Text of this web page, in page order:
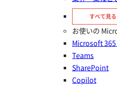
すべて見る
お使いの
Microsoft
Teams
SharePoint
Copilot
2023年12月10日
はじめての365運用